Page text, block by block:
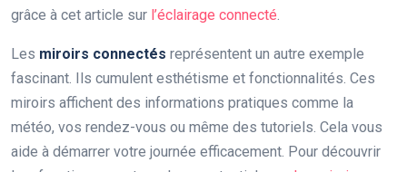
grâce à cet article sur l’éclairage connecté.
Les miroirs connectés représentent un autre exemple
fascinant. Ils cumulent esthétisme et fonctionnalités. Ces
miroirs affichent des informations pratiques comme la
météo, vos rendez-vous ou même des tutoriels. Cela vous
aide à démarrer votre journée efficacement. Pour découvrir